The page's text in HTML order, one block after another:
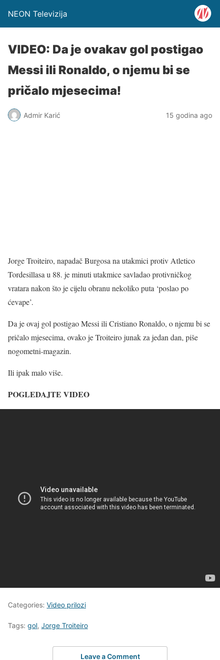
NEON Televizija
VIDEO: Da je ovakav gol postigao
Messi ili Ronaldo, o njemu bi se
pričalo mjesecima!
Admir Karić 15 godina ago
Jorge Troiteiro, napadač Burgosa na utakmici protiv Atletico
Tordesillasa u 88. je minuti utakmice savladao protivničkog
vratara nakon što je cijelu obranu nekoliko puta ‘poslao po
ćevape’.
Da je ovaj gol postigao Messi ili Cristiano Ronaldo, o njemu bi se
pričalo mjesecima, ovako je Troiteiro junak za jedan dan, piše
nogometni-magazin.
Ili ipak malo više.
POGLEDAJTE VIDEO
Categories: Video prilozi
Tags: gol, Jorge Troiteiro
Leave a Comment